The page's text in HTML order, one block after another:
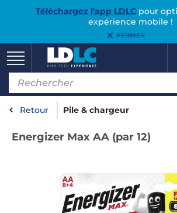
Téléchargez l'app LDLCpour
expérience mobile !
FERMER
Retour Pile & chargeur
Energizer Max AA (par 12)